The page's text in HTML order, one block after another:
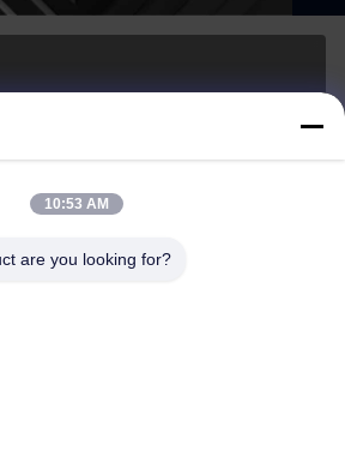
84567286
10:53 AM
are you looking for?